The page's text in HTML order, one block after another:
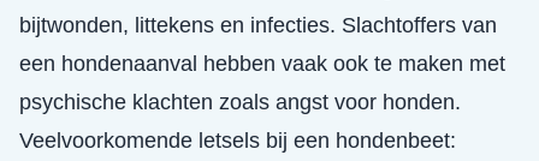
bijtwonden, littekens en infecties. Slachtoffers van
een hondenaanval hebben vaak ook te maken met
psychische klachten zoals angst voor honden.
Veelvoorkomende letsels bij een hondenbeet: